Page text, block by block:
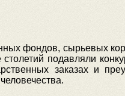
фондов, сырьевых
подавляли
заказах и